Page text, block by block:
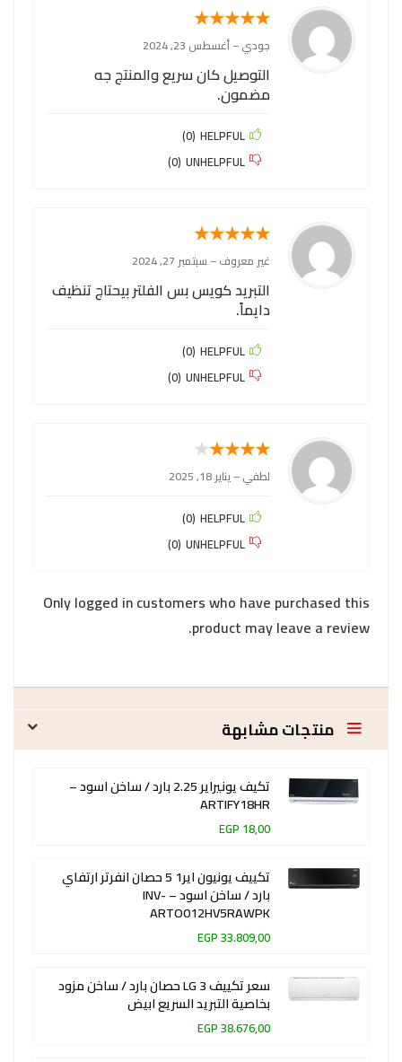
★
★
★
★
★
جودي–أغسطس 23, 2024
التوصيل كان سريع والمنتج جه
مضمون.
HELPFUL
(
0
)
UNHELPFUL
(
0
)
★
★
★
★
★
غير معروف–سبتمبر 27, 2024
التبريد كويس بس الفلتر بيحتاج تنظيف
دايماً.
HELPFUL
(
0
)
UNHELPFUL
(
0
)
★
★
★
★
★
لطفي–يناير 18, 2025
HELPFUL
(
0
)
UNHELPFUL
(
0
)
Only logged in customers who have purchased this
product may leave a review.
منتجات مشابهة
تكيف يونيراير 2.25 بارد / ساخن اسود –
ARTIFY18HR
18,00 EGP
تكييف يونيون اير1 5 حصان انفرتر ارتفاي
بارد / ساخن اسود – INV-
ARTO012HV5RAWPK
33.809,00 EGP
سعر تكييف LG 3 حصان بارد / ساخن مزود
بخاصية التبريد السريع ابيض
38.676,00 EGP